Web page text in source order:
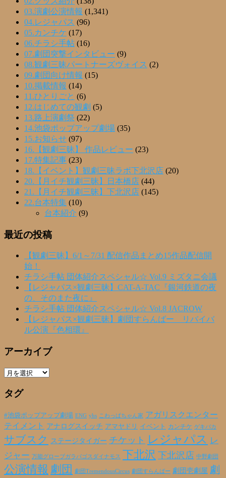
03.演劇公演情報 (1,341)
04.レジャパス (96)
05.カンチケ (17)
06.チラシ手帖 (16)
07.劇団突撃インタビュー (9)
08.観劇三昧パートナーズヴォイス (2)
09.劇団向け情報 (15)
10.掲載情報 (14)
11.ひとりごと (6)
12.はじめての観劇 (5)
13.路上演劇祭 (22)
14.池袋ポップアップ劇場 (35)
15.お知らせ (97)
16.【観劇三昧】 作品レビュー (23)
17.特集記事 (23)
18.【イベント】観劇三昧ラボ下北沢店 (20)
20.【月イチ観劇三昧】日本橋店 (44)
21.【月イチ観劇三昧】下北沢店 (145)
22.台本特集 (10)
台本紹介 (9)
最近の投稿
【観劇三昧】6/1～7/31 配信作品まとめ15作品配信開
始！
チラシ手帖 団体紹介スペシャル☆ Vol.9 ミズタニ会議
【レジャパス×観劇三昧】CAT-A-TAC『銀河鉄道の夜
の、そのまた夜に』
チラシ手帖 団体紹介スペシャル☆ Vol.8 JACROW
【レジャパス×観劇三昧】劇団すらんばー リバイバ
ル公演『色相環』
アーカイブ
ア
カ
ブ
タグ
#池袋ポップアップ劇場 ENG yhs こわっぱちゃん家 アガリスクエンター
テイメント アナログスイッチ アマヤドリ イベント カンチケ ゲキバカ
サブスク ステージタイガー チケット レジャパス レ
ジャー 万能グローブガラパゴスダイナモス 下北沢 下北沢店 中野劇団
公演情報 劇団 劇団TremendousCircus 劇団すらんばー 劇団壱劇屋 劇